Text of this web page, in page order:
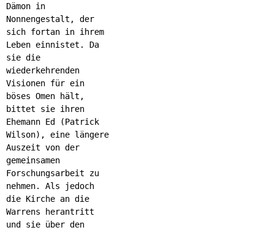
Dämon in
Nonnengestalt, der
sich fortan in ihrem
Leben einnistet. Da
sie die
wiederkehrenden
Visionen für ein
böses Omen hält,
bittet sie ihren
Ehemann Ed (Patrick
Wilson), eine längere
Auszeit von der
gemeinsamen
Forschungsarbeit zu
nehmen. Als jedoch
die Kirche an die
Warrens herantritt
und sie über den